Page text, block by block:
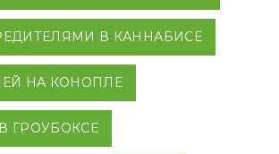
В КАННАБИСЕ
НА КОНОПЛЕ
ГРОУБОКСЕ